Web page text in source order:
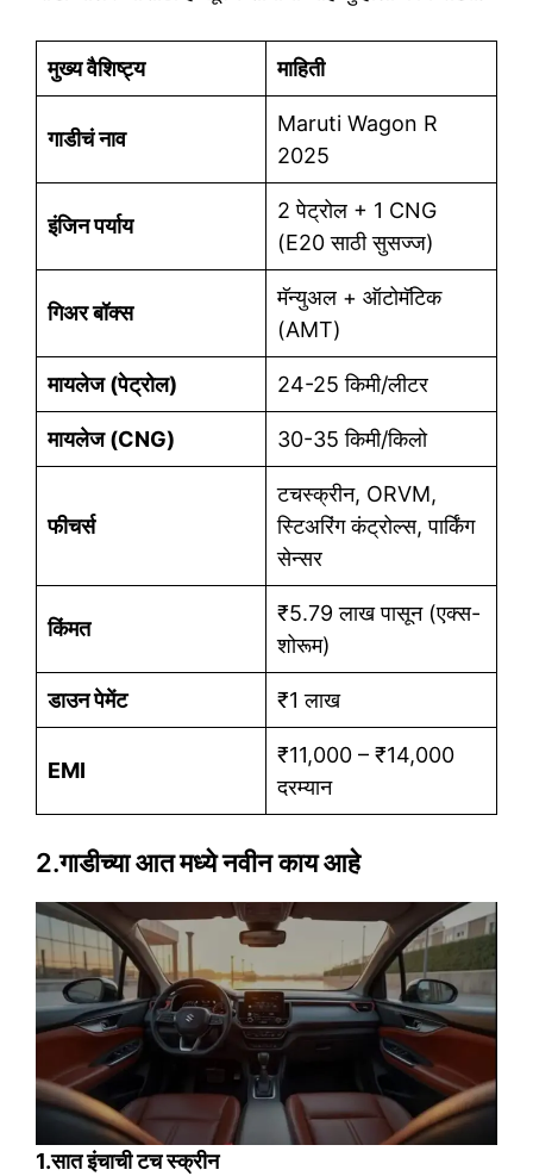
मुख्य वैशिष्ट्य माहिती
गाडीचं नाव
Maruti Wagon R
2025
इंजिन पर्याय
2 पेट्रोल + 1 CNG
(E20 साठी सुसज्ज)
गिअर बॉक्स
मॅन्युअल + ऑटोमॅटिक
(AMT)
मायलेज (पेट्रोल) 24-25 किमी/लीटर
मायलेज (CNG) 30-35 किमी/किलो
फीचर्स
टचस्क्रीन, ORVM,
स्टिअरिंग कंट्रोल्स, पार्किंग
सेन्सर
किंमत
₹5.79 लाख पासून (एक्स-
शोरूम)
डाउन पेमेंट ₹1 लाख
EMI
₹11,000 – ₹14,000
दरम्यान
2.गाडीच्या आत मध्ये नवीन काय आहे
1.सात इंचाची टच स्क्रीन